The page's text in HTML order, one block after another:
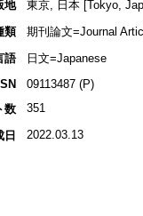
地
東京, 日本 [Tokyo,
類
期刊論文=Journal
語
日文=Japanese
09113487 (P)
数
351
日 2022.03.13